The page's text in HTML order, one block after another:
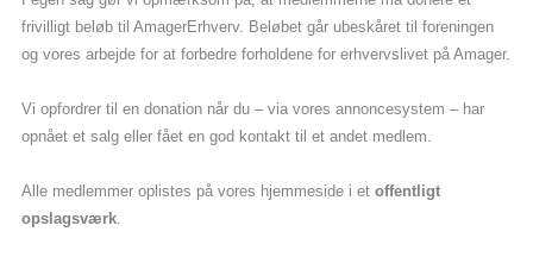
frivilligt beløb til AmagerErhverv. Beløbet går ubeskåret til foreningen
og vores arbejde for at forbedre forholdene for erhvervslivet på Amager.
Vi opfordrer til en donation når du – via vores annoncesystem – har
opnået et salg eller fået en god kontakt til et andet medlem.
Alle medlemmer oplistes på vores hjemmeside i et offentligt
opslagsværk.